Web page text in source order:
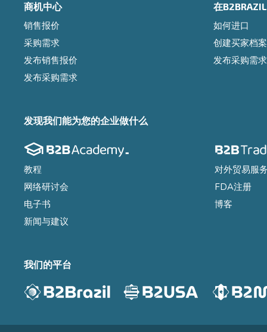
商机中心
销售报价
采购需求
发布销售报价
发布采购需求
在
如何进口
创建买家档案
发布采购需求
发现我们能为您的企业做什么
教程
网络研讨会
电子书
新闻与建议
对外贸易服
FDA注册
博客
我们的平台